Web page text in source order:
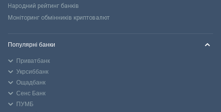
Народний рейтинг банків
Моніторинг обмінників криптовалют
Популярні банки
Приватбанк
Укрсиббанк
Ощадбанк
Сенс Банк
ПУМБ